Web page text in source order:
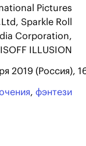
Pictures
Sparkle Roll
Corporation,
ILLUSION
2019 (Россия),
, фэнтези